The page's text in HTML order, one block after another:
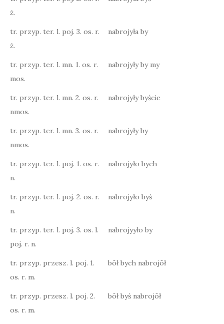
ż.
tr. przyp. ter. l. poj. 3. os. r.
ż.
nabrojyła by
tr. przyp. ter. l. mn. 1. os. r.
mos.
nabrojyły by my
tr. przyp. ter. l. mn. 2. os. r.
nmos.
nabrojyły byście
tr. przyp. ter. l. mn. 3. os. r.
nmos.
nabrojyły by
tr. przyp. ter. l. poj. 1. os. r.
n.
nabrojyło bych
tr. przyp. ter. l. poj. 2. os. r.
n.
nabrojyło byś
tr. przyp. ter. l. poj. 3. os. l.
poj. r. n.
nabrojyyło by
tr. przyp. przesz. l. poj. 1.
os. r. m.
bōł bych nabrojōł
tr. przyp. przesz. l. poj. 2.
os. r. m.
bōł byś nabrojōł